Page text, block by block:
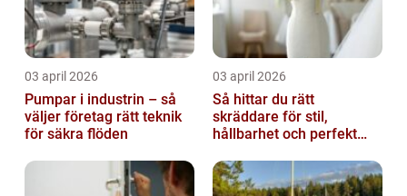
03 april 2026
Pumpar i industrin – så
väljer företag rätt teknik
för säkra flöden
03 april 2026
Så hittar du rätt
skräddare för stil,
hållbarhet och perfekt